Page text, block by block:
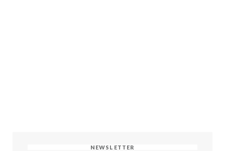
NEWSLETTER